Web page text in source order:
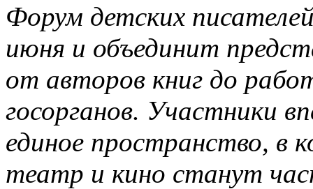
Форум детских
июня и объединит
от авторов книг до
госорганов. Участники
единое пространство, в
театр и кино станут